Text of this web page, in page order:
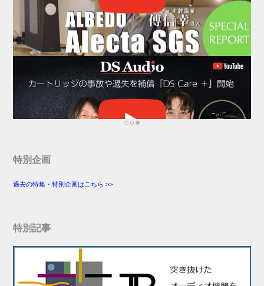
特別企画
過去の特集・特別企画はこちら >>
特別記事